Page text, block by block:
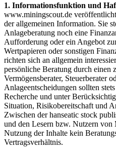
1. Informationsfunktion und
www.miningscout.de
der allgemeinen Information. Sie
Anlageberatung noch eine
Aufforderung oder ein Angebot
Wertpapieren oder sonstigen
richten sich an allgemein
persönliche Beratung durch einen
Vermögensberater, Steuerberater
Anlageentscheidungen sollten
Recherche und unter
Situation, Risikobereitschaft und
Zwischen der hanseatic stock
und den Lesern bzw. Nutzern von
Nutzung der Inhalte kein
Vertragsverhältnis.